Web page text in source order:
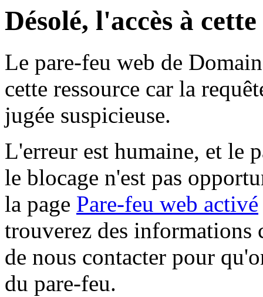
Désolé, l'accès à
Le pare-feu web de
cette ressource car la
jugée suspicieuse.
L'erreur est humaine, et le
le blocage n'est pas
la page Pare-feu web activé
trouverez des informations
de nous contacter pour
du pare-feu.